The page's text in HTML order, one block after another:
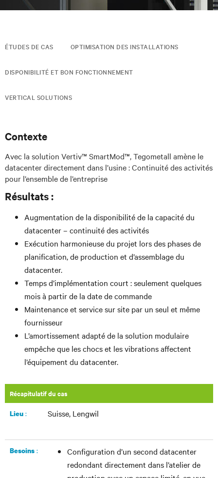
ÉTUDES DE CAS OPTIMISATION DES INSTALLATIONS
DISPONIBILITÉ ET BON FONCTIONNEMENT
VERTICAL SOLUTIONS
Contexte
Avec la solution Vertiv™ SmartMod™, Tegometall amène le
datacenter directement dans l’usine : Continuité des activités
pour l’ensemble de l’entreprise
Résultats :
Augmentation de la disponibilité de la capacité du
datacenter – continuité des activités
Exécution harmonieuse du projet lors des phases de
planification, de production et d’assemblage du
datacenter.
Temps d’implémentation court : seulement quelques
mois à partir de la date de commande
Maintenance et service sur site par un seul et même
fournisseur
L’amortissement adapté de la solution modulaire
empêche que les chocs et les vibrations affectent
l’équipement du datacenter.
Récapitulatif du cas
Lieu : Suisse, Lengwil
Besoins :
Configuration d’un second datacenter
redondant directement dans l’atelier de